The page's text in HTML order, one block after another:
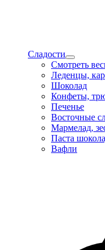
Сладости
Смотреть
Леденцы,
Шоколад
Конфеты,
Печенье
Восточные
Мармелад,
Паста
Вафли